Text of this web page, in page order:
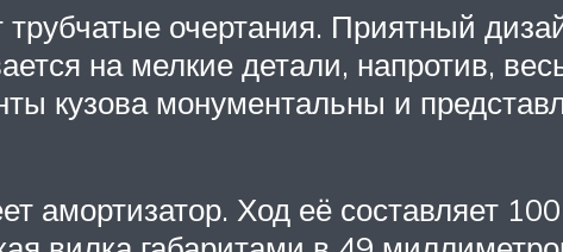
очертания. Приятный
на мелкие детали, напротив,
кузова монументальны и
амортизатор. Ход её составляет